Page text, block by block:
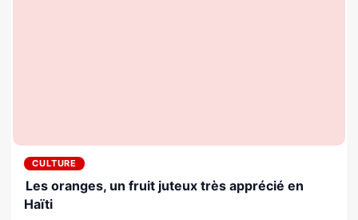
CULTURE
Les oranges, un fruit juteux très apprécié en
Haïti